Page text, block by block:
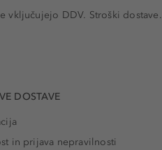
vključujejo DDV. Stroški dostave.
DOSTAVE
in prijava nepravilnosti